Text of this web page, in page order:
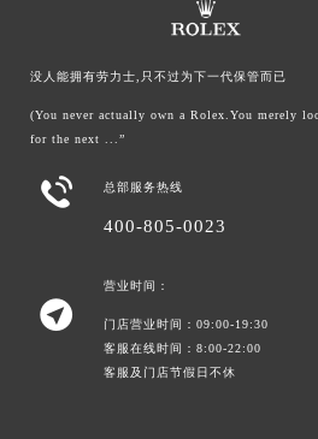
没人能拥有劳力士,只不过为下一代保管而已
(You never actually own a Rolex.You merely
for the next ...”
 总部服务热线
400-805-0023

营业时间：
门店营业时间：09:00-19:30
客服在线时间：8:00-22:00
客服及门店节假日不休